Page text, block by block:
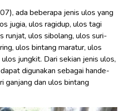
ada beberapa jenis ulos yang
jugia, ulos ragidup, ulos tagi
runjat, ulos sibolang, ulos suri-
ulos bintang maratur, ulos
jungkit. Dari sekian jenis ulos,
digunakan sebagai hande-
ganjang dan ulos bintang